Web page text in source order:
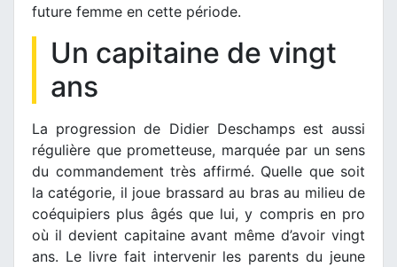
future femme en cette période.
Un capitaine de vingt
ans
La progression de Didier Deschamps est aussi
régulière que prometteuse, marquée par un sens
du commandement très affirmé. Quelle que soit
la catégorie, il joue brassard au bras au milieu de
coéquipiers plus âgés que lui, y compris en pro
où il devient capitaine avant même d’avoir vingt
ans. Le livre fait intervenir les parents du jeune